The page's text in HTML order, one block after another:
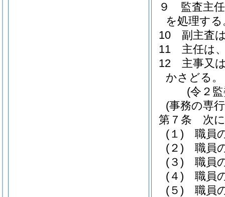
９
監査主
を処理する
10
副主査
11
主任は
12
主事又
かさどる。
(令２
(事務の専
第７条
次
(１)
職員
(２)
職員
(３)
職員
(４)
職員
(５)
職員